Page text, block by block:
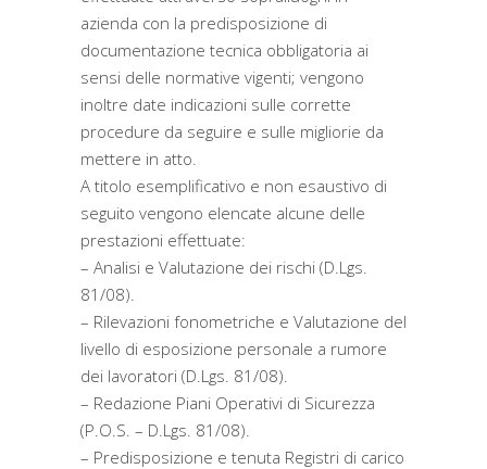
azienda con la predisposizione di
documentazione tecnica obbligatoria ai
sensi delle normative vigenti; vengono
inoltre date indicazioni sulle corrette
procedure da seguire e sulle migliorie da
mettere in atto.
A titolo esemplificativo e non esaustivo di
seguito vengono elencate alcune delle
prestazioni effettuate:
– Analisi e Valutazione dei rischi (D.Lgs.
81/08).
– Rilevazioni fonometriche e Valutazione del
livello di esposizione personale a rumore
dei lavoratori (D.Lgs. 81/08).
– Redazione Piani Operativi di Sicurezza
(P.O.S. – D.Lgs. 81/08).
– Predisposizione e tenuta Registri di carico